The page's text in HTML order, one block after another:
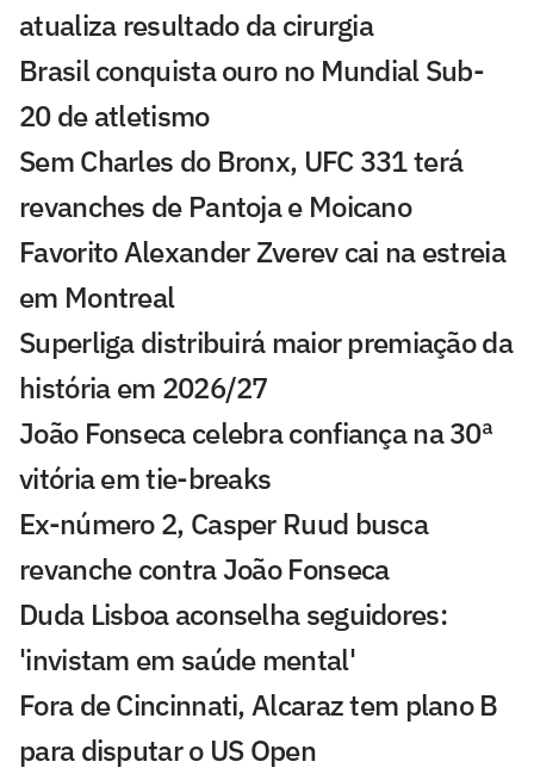
atualiza resultado da cirurgia
Brasil conquista ouro no Mundial Sub-
20 de atletismo
Sem Charles do Bronx, UFC 331 terá
revanches de Pantoja e Moicano
Favorito Alexander Zverev cai na estreia
em Montreal
Superliga distribuirá maior premiação da
história em 2026/27
João Fonseca celebra confiança na 30ª
vitória em tie-breaks
Ex-número 2, Casper Ruud busca
revanche contra João Fonseca
Duda Lisboa aconselha seguidores:
'invistam em saúde mental'
Fora de Cincinnati, Alcaraz tem plano B
para disputar o US Open